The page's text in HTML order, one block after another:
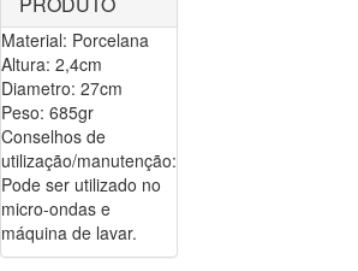
Material: Porcelana
Altura: 2,4cm
Diametro: 27cm
Peso: 685gr
Conselhos de
utilização/manutenção:
Pode ser utilizado no
micro-ondas e
máquina de lavar.